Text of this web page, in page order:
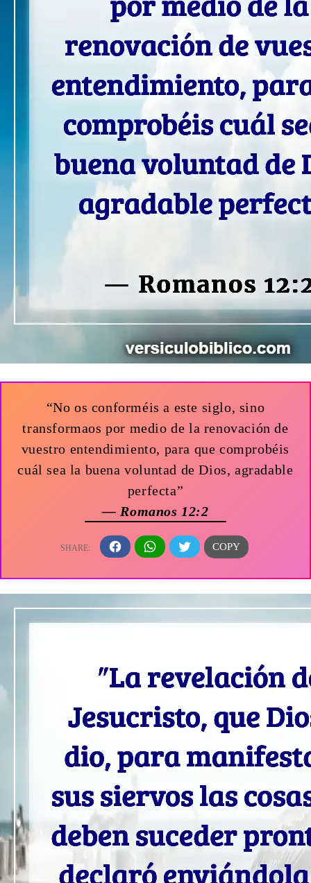
“No os conforméis a este siglo, sino
transformaos por medio de la renovación de
vuestro entendimiento, para que comprobéis
cuál sea la buena voluntad de Dios, agradable
perfecta”
— Romanos 12:2